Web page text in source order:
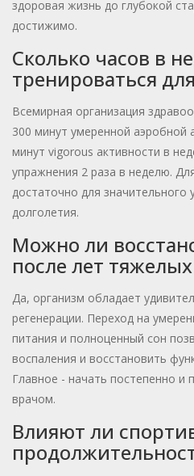
здоровая жизнь до глубокой
достижимо.
Сколько часов в
тренироваться
Всемирная организация
300 минут умеренной аэробной
минут vigorous активности в
упражнения 2 раза в неделю.
достаточно для значительного
долголетия.
Можно ли
после лет
Да, организм обладает
регенерации. Переход на
питания и полноценный сон
воспаления и восстановить
Главное - начать постепенно и
врачом.
Влияют ли